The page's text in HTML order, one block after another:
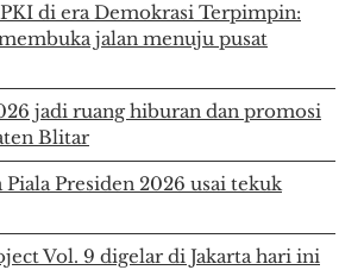
di era Demokrasi Terpimpin:
jalan menuju pusat
jadi ruang hiburan dan promosi
Blitar
Piala Presiden 2026 usai tekuk
Vol. 9 digelar di Jakarta hari ini